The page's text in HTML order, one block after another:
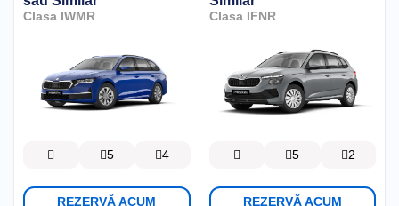
Clasa IWMR
5 4
REZERVĂ ACUM
Clasa IFNR
5 2
REZERVĂ ACUM